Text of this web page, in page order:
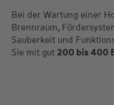
Bei der Wartung einer
Brennraum,
Sauberkeit und
Sie mit gut 200 bis 400